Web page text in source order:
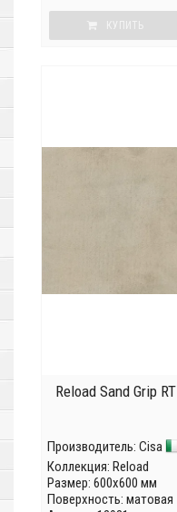
КУПИТЬ
Reload Sand Grip RT
Производитель: Cisa
Коллекция: Reload
Размер: 600x600 мм
Поверхность: матовая